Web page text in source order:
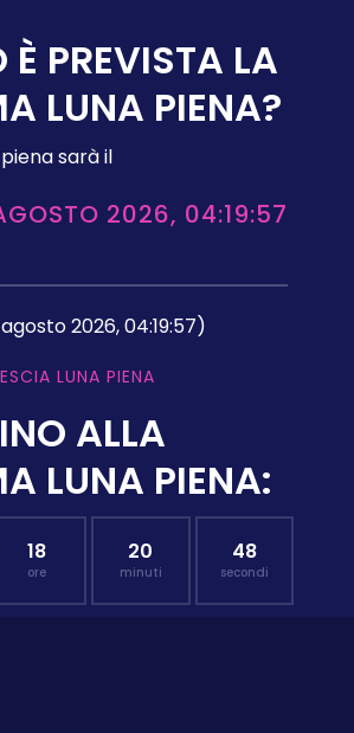
PREVISTA LA
LUNA PIENA?
sarà il
2026, 04:19:57
2026, 04:19:57)
LUNA PIENA
ALLA
LUNA PIENA:
18
ore
20
minuti
47
secondi